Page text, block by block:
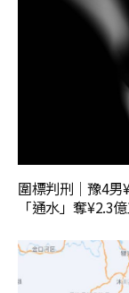
圍標判刑｜豫4男
「通水」奪¥2.3